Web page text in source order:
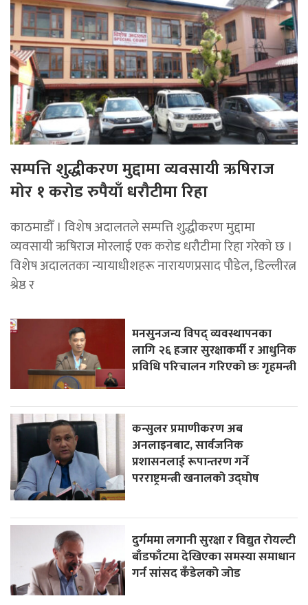
सम्पत्ति शुद्धीकरण मुद्दामा व्यवसायी ऋषिराज
मोर १ करोड रुपैयाँ धरौटीमा रिहा
काठमाडौँ । विशेष अदालतले सम्पत्ति शुद्धीकरण मुद्दामा
व्यवसायी ऋषिराज मोरलाई एक करोड धरौटीमा रिहा गरेको छ ।
विशेष अदालतका न्यायाधीशहरू नारायणप्रसाद पौडेल, डिल्लीरत्न
श्रेष्ठ र
मनसुनजन्य विपद् व्यवस्थापनका
लागि २६ हजार सुरक्षाकर्मी र आधुनिक
प्रविधि परिचालन गरिएको छः गृहमन्त्री
कन्सुलर प्रमाणीकरण अब
अनलाइनबाट, सार्वजनिक
प्रशासनलाई रूपान्तरण गर्ने
परराष्ट्रमन्त्री खनालको उद्घोष
दुर्गममा लगानी सुरक्षा र विद्युत रोयल्टी
बाँडफाँटमा देखिएका समस्या समाधान
गर्न सांसद कँडेलको जोड